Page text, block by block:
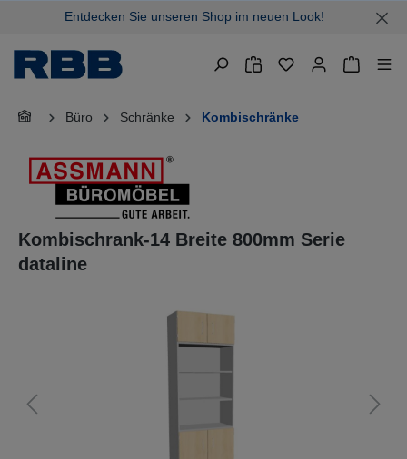
springenEntdecken Sie unseren Shop im neuen Look!
Büro Schränke Kombischränke
Kombischrank-14 Breite 800mm Serie
dataline